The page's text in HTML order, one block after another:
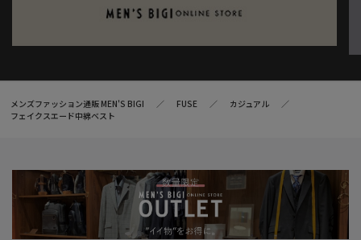
メンズファッション通販 MEN'S BIGI FUSE
カジュアル
フェイクスエード中綿ベスト